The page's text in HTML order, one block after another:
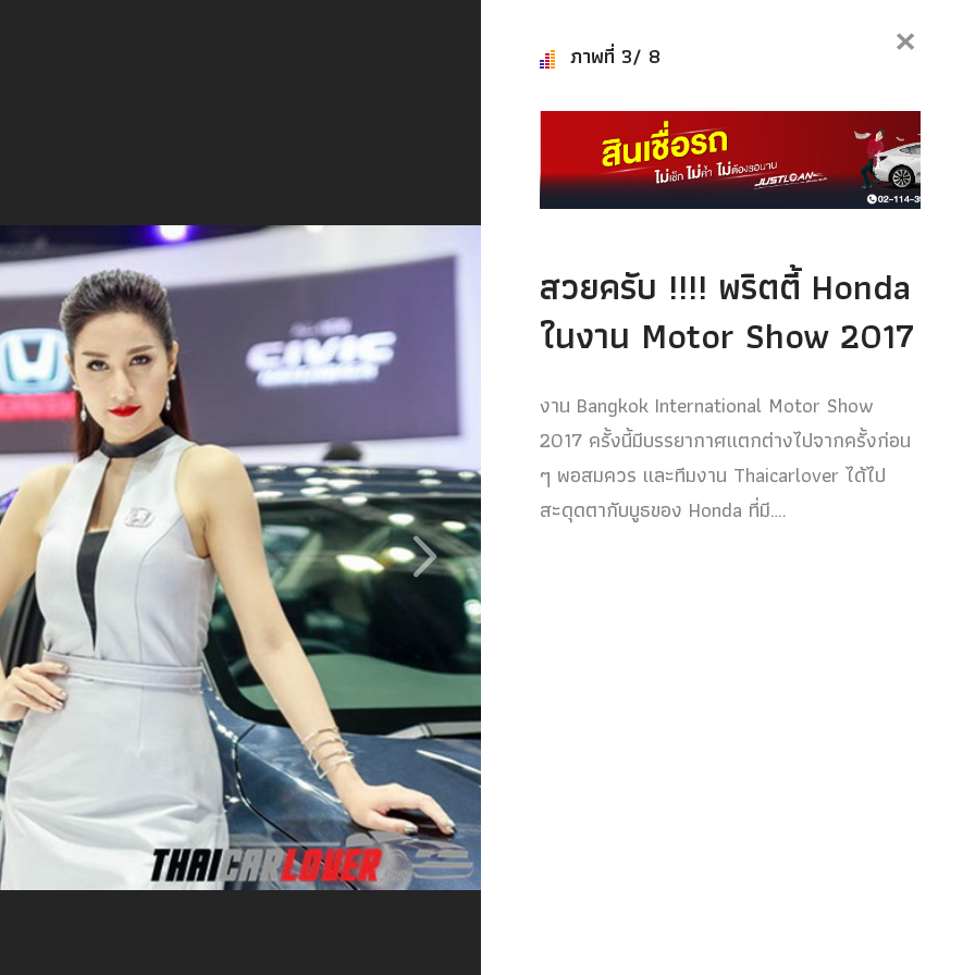
×
ภาพที่ 3/ 8
สวยครับ !!!! พริตตี้ Honda
ในงาน Motor Show 2017
งาน Bangkok International Motor Show
2017 ครั้งนี้มีบรรยากาศแตกต่างไปจากครั้งก่อน
ๆ พอสมควร และทีมงาน Thaicarlover ได้ไป
สะดุดตากับบูธของ Honda ที่มี….